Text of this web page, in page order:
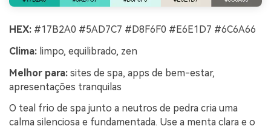
HEX: #17B2A0 #5AD7C7 #D8F6F0 #E6E1D7 #6C6A66
Clima: limpo, equilibrado, zen
Melhor para: sites de spa, apps de bem-estar,
apresentações tranquilas
O teal frio de spa junto a neutros de pedra cria uma
calma silenciosa e fundamentada. Use a menta clara e o